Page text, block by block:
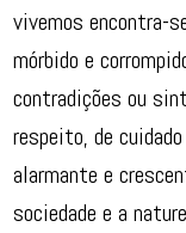
vivemos encontra-
mórbido e
contradições ou
respeito, de
alarmante e
sociedade e a